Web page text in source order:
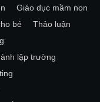
Giáo dục mầm non
bé
Thảo luận
lập trường